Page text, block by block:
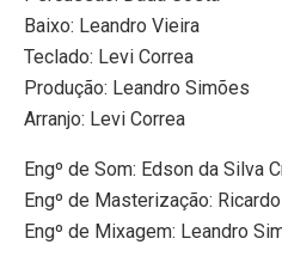
Baixo: Leandro Vieira
Teclado: Levi Correa
Produção: Leandro Simões
Arranjo: Levi Correa
Engº de Som: Edson da Silva
Engº de Masterização:
Engº de Mixagem: Leandro